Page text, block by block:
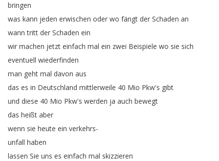
bringen
was kann jeden erwischen oder wo fängt der Schaden an
wann tritt der Schaden ein
wir machen jetzt einfach mal ein zwei Beispiele wo sie sich
eventuell wiederfinden
man geht mal davon aus
das es in Deutschland mittlerweile 40 Mio Pkw's gibt
und diese 40 Mio Pkw's werden ja auch bewegt
das heißt aber
wenn sie heute ein verkehrs-
unfall haben
lassen Sie uns es einfach mal skizzieren